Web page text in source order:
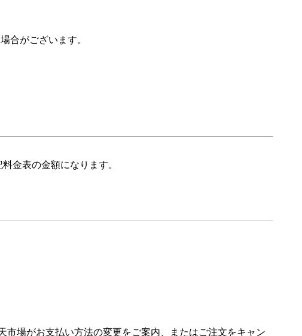
合がございます。
金表の金額になります。
市場がお支払い方法の変更をご案内、またはご注文をキャン